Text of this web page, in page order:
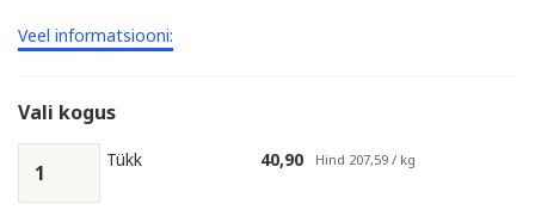
Veel informatsiooni:
Vali kogus
Tükk 40,90 Hind 207,59 / kg